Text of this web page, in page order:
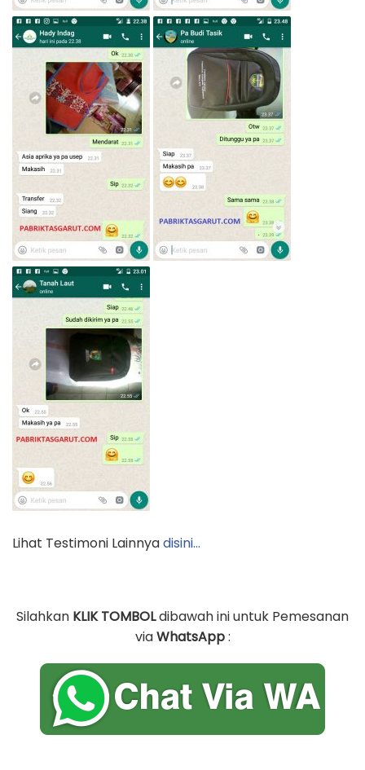
Lihat Testimoni Lainnyadisini…
Silahkan KLIK TOMBOLdibawah ini untuk Pemesanan
viaWhatsApp: